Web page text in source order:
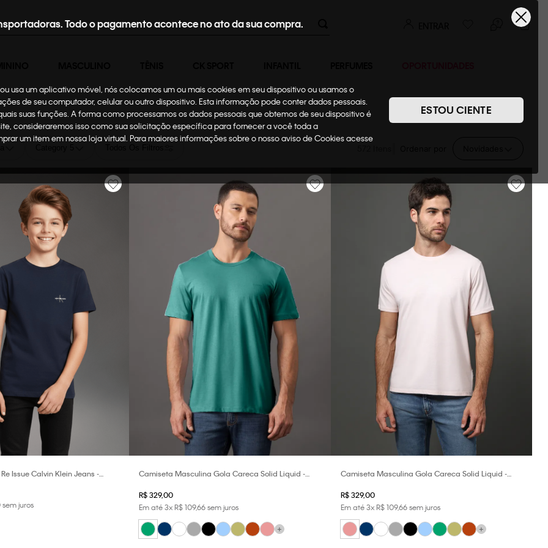
Todo o pagamento acontece no ato da sua compra.
usa um aplicativo móvel, nós colocamos um ou mais cookies em seu dispositivo ou usamos o
de seu computador, celular ou outro dispositivo. Esta informação pode conter dados pessoais.
suas funções. A forma como processamos os dados pessoais que obtemos de seu dispositivo é
consideraremos isso como sua solicitação específica para fornecer a você toda a
um item em nossa loja virtual. Para maiores informações sobre o nosso aviso de Cookies acesse
ESTOU CIENTE
Issue Calvin Klein Jeans -
sem juros
Camiseta Masculina Gola Careca Solid Liquid -
R$329,00
Em até3xR$109,66sem juros
+
Camiseta Masculina Gola Careca Solid Liquid -
R$ 329,00
Em até3xR$ 109,66sem juros
+